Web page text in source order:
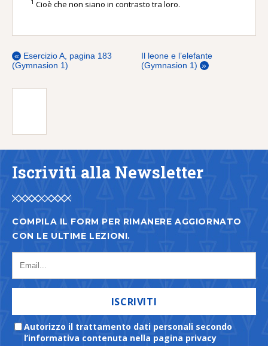
Cioè che non siano in contrasto tra loro.
« Esercizio A, pagina 183
(Gymnasion 1)
Il leone e l’elefante
(Gymnasion 1) »
Iscriviti alla Newsletter
COMPILA IL FORM PER RIMANERE AGGIORNATO
CON LE ULTIME LEZIONI.
ISCRIVITI
Autorizzo il trattamento dati personali secondo
l’informativa contenuta nella pagina privacy